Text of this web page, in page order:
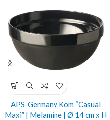
APS-Germany Kom “Casual
Maxi” | Melamine | Ø 14 cm x H